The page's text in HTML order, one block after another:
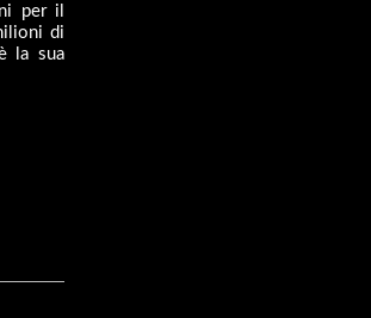
per il
di
la sua